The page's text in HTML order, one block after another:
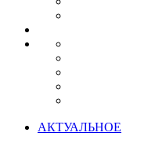
АКТУАЛЬНОЕ